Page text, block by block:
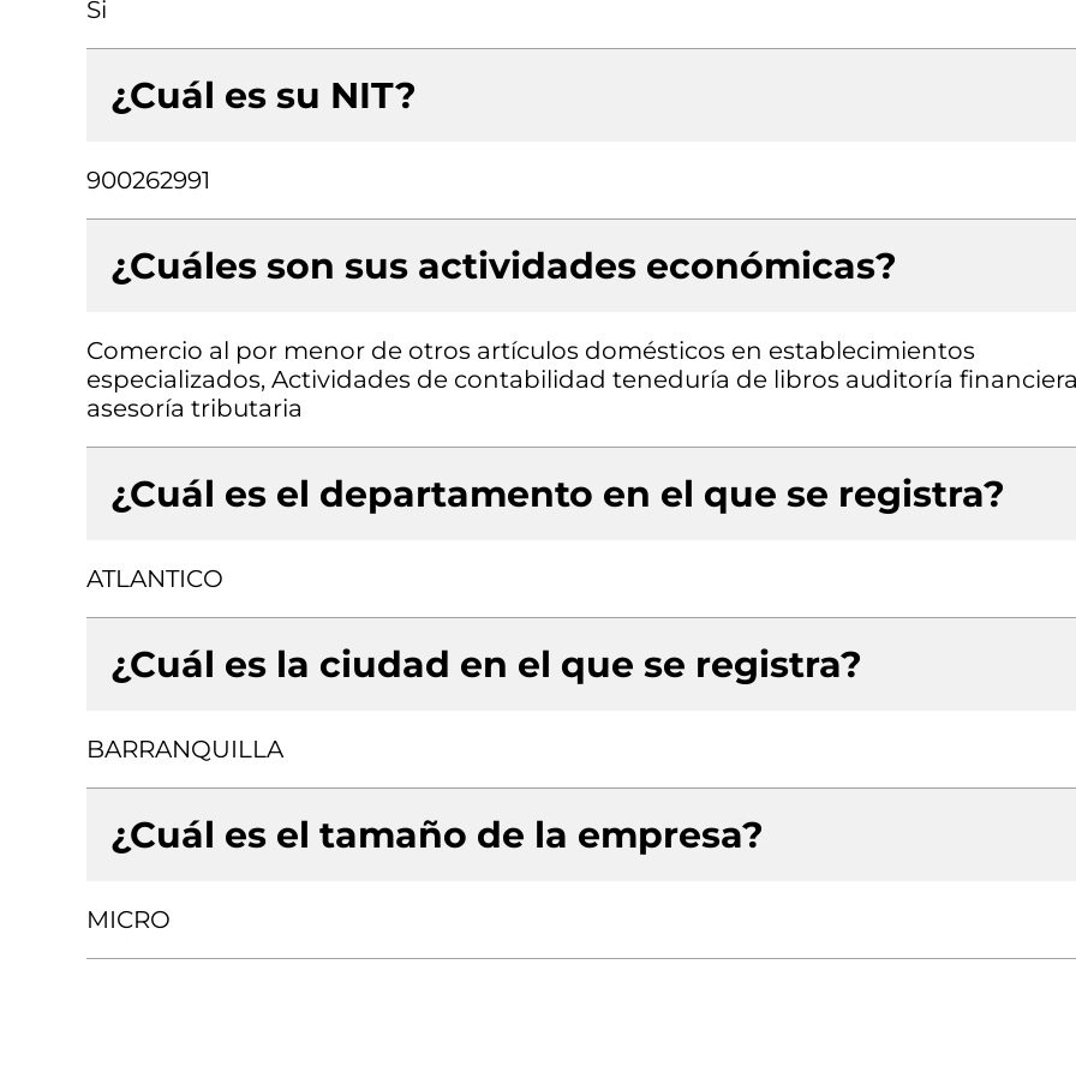
Si
¿Cuál es su NIT?
900262991
¿Cuáles son sus actividades económicas?
Comercio al por menor de otros artículos domésticos en establecimientos
especializados, Actividades de contabilidad teneduría de libros auditoría
asesoría tributaria
¿Cuál es el departamento en el que se registra?
ATLANTICO
¿Cuál es la ciudad en el que se registra?
BARRANQUILLA
¿Cuál es el tamaño de la empresa?
MICRO